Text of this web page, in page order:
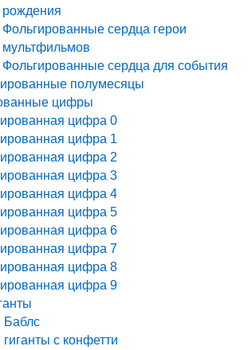
рождения
Фольгированные сердца герои
мультфильмов
Фольгированные сердца для события
полумесяцы
цифры
цифра 0
цифра 1
цифра 2
цифра 3
цифра 4
цифра 5
цифра 6
цифра 7
цифра 8
цифра 9
с конфетти